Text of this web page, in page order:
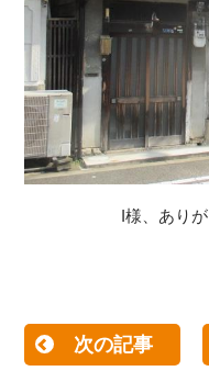
I様、あり
次の記事